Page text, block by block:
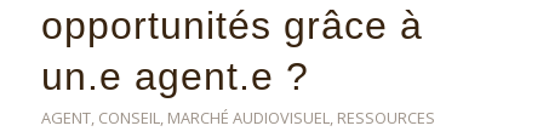
opportunités grâce à
un.e agent.e ?
AGENT, CONSEIL, MARCHÉ AUDIOVISUEL, RESSOURCES